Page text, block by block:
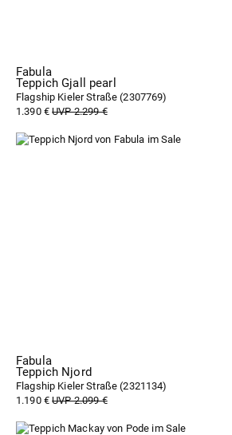
Fabula
Teppich Gjall pearl
Flagship Kieler Straße (2307769)
1.390 €UVP 2.299 €
Fabula
Teppich Njord
Flagship Kieler Straße (2321134)
1.190 €UVP 2.099 €